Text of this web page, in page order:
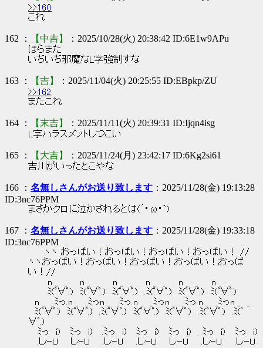
>>160
これ
162 ： 【中吉】 ：2025/10/28(火) 20:38:42 ID:6E1w9APu
ほらまた
いちいち邪魔なL字強制すな
163 ： 【吉】 ：2025/11/04(火) 20:25:55 ID:EBpkp/ZU
>>162
またこれ
164 ： 【末吉】 ：2025/11/11(火) 20:39:31 ID:Ijqn4isg
L字ハラスメントしつこい
165 ： 【大吉】 ：2025/11/24(月) 23:42:17 ID:6Kg2si61
吉川がいったとこやな
166 ： 名無しさんがお送り致します ：2025/11/28(金) 19:13:28
ID:3nc76PPM
まさかクロに泣かされるとは(´･ω･`)
167 ： 名無しさんがお送り致します ：2025/11/28(金) 19:33:18
ID:3nc76PPM
ヽヽ おっぱい！おっぱい！おっぱい！おっぱい！ //
ヽヽおっぱい！おっぱい！おっぱい！おっぱい！おっぱ
い！//
n _ _ n _ _ n _ _ n _ _ n _ _ n _ _
ﾐ(ﾟ∀ﾟ.) ﾐ(ﾟ∀ﾟ.) ﾐ(ﾟ∀ﾟ.) .ﾐ(ﾟ∀ﾟ.) ﾐ(ﾟ∀ﾟ.) ﾐ(ﾟ∀ﾟ.)
n _ _ﾐっ.n _ _ﾐっn _ _ﾐっ.n _ _ﾐっn _ _ﾐっ.n _ _ﾐっn _ _
ﾐ(ﾟ∀ﾟ.) ﾐ(ﾟ∀ﾟ.) .ﾐ(ﾟ∀ﾟ.) ﾐ(ﾟ∀ﾟ.) ﾐ(ﾟ∀ﾟ.) .ﾐ(ﾟ∀ﾟ.) .ﾐ(ﾟ
∀ﾟ.)
ﾐっ i) ﾐっ i) .ﾐっ i) ﾐっ i) ﾐっ i) .ﾐっ i) ﾐっ i)
.しｰU しｰU .しｰU .しｰU しｰU .しｰU .しｰU